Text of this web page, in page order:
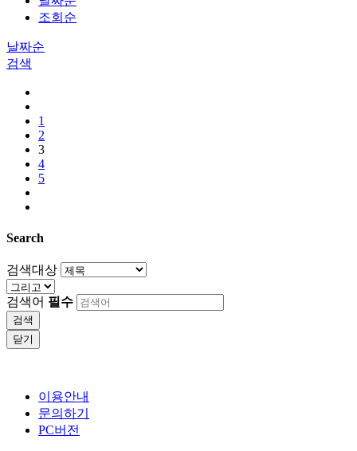
조회순
날짜순
검색
1
2
3
4
5
Search
검색대상
검색어 필수
검색
닫기
이용안내
문의하기
PC버전